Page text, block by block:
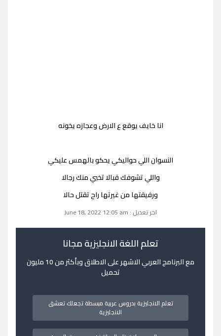
انا خايف يوقع ع الارض وعجازه يخونه
النسوان اللي حواليكي يحكو بالهمس عليكي
واللي تشوفك قبالا تخبي منك رجالا
ورفيقتها من غيرتها راح تقتل حالا
اخر تعديل : June 18, 2022 12:05 am
تعلم اللغة الانجليزية مجانا
مع البرنامج العربي الاشهر على الاطلاق وبأكثر من 10 مليون
تحميل
تعلم الانجليزية بدروس عربية مبسطة تجعلك تعشق
الانجليزية